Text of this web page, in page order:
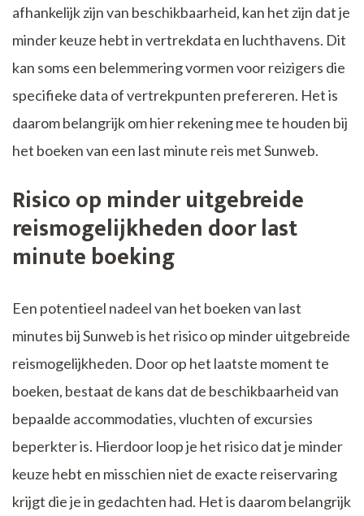
afhankelijk zijn van beschikbaarheid, kan het zijn dat je
minder keuze hebt in vertrekdata en luchthavens. Dit
kan soms een belemmering vormen voor reizigers die
specifieke data of vertrekpunten prefereren. Het is
daarom belangrijk om hier rekening mee te houden bij
het boeken van een last minute reis met Sunweb.
Risico op minder uitgebreide
reismogelijkheden door last
minute boeking
Een potentieel nadeel van het boeken van last
minutes bij Sunweb is het risico op minder uitgebreide
reismogelijkheden. Door op het laatste moment te
boeken, bestaat de kans dat de beschikbaarheid van
bepaalde accommodaties, vluchten of excursies
beperkter is. Hierdoor loop je het risico dat je minder
keuze hebt en misschien niet de exacte reiservaring
krijgt die je in gedachten had. Het is daarom belangrijk